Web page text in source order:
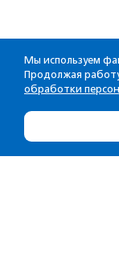
Мы используем
Продолжая
обработки